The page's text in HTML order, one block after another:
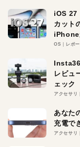
iOS 27
カット
iPhone
OS レポー
レビュ
ェック
アクセサリ
あなた
充電で
アクセサリ